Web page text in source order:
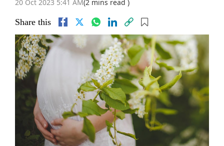
20 Oct 2023 5:41 AM(2 mins read )
Share this